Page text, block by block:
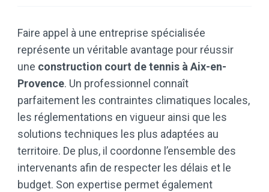
Faire appel à une entreprise spécialisée
représente un véritable avantage pour réussir
une construction court de tennis à Aix-en-
Provence. Un professionnel connaît
parfaitement les contraintes climatiques locales,
les réglementations en vigueur ainsi que les
solutions techniques les plus adaptées au
territoire. De plus, il coordonne l’ensemble des
intervenants afin de respecter les délais et le
budget. Son expertise permet également